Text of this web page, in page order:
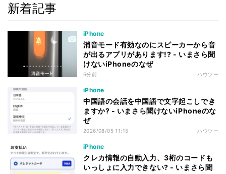
新着記事
iPhone
消音モード有効なのにスピーカーから音
が出るアプリがあります!? - いまさら聞
けないiPhoneのなぜ
6分前 ハウツー
iPhone
中国語の会話を中国語で文字起こしでき
ますか? - いまさら聞けないiPhoneのな
ぜ
2026/08/05 11:15 ハウツー
iPhone
クレカ情報の自動入力、3桁のコードも
いっしょに入力できない? - いまさら聞